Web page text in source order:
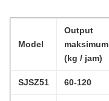
Model
Output
maksimum
(kg / jam)
SJSZ51 60-120